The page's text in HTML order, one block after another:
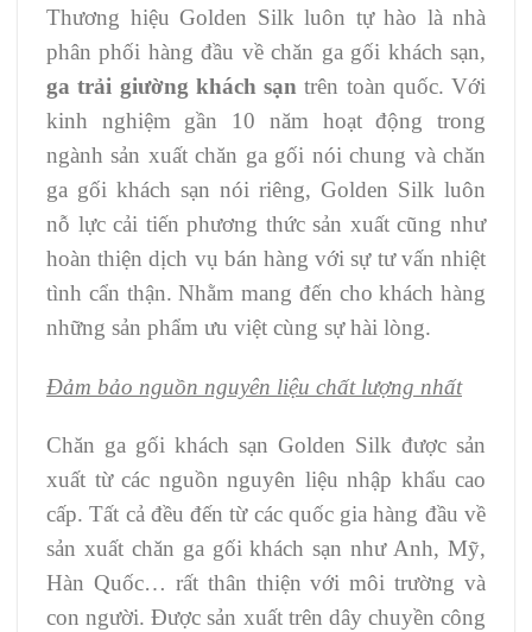
Thương hiệu Golden Silk luôn tự hào là nhà
phân phối hàng đầu về chăn ga gối khách sạn,
ga trải giường khách sạn trên toàn quốc. Với
kinh nghiệm gần 10 năm hoạt động trong
ngành sản xuất chăn ga gối nói chung và chăn
ga gối khách sạn nói riêng, Golden Silk luôn
nỗ lực cải tiến phương thức sản xuất cũng như
hoàn thiện dịch vụ bán hàng với sự tư vấn nhiệt
tình cẩn thận. Nhằm mang đến cho khách hàng
những sản phẩm ưu việt cùng sự hài lòng.
Đảm bảo nguồn nguyên liệu chất lượng nhất
Chăn ga gối khách sạn Golden Silk được sản
xuất từ các nguồn nguyên liệu nhập khẩu cao
cấp. Tất cả đều đến từ các quốc gia hàng đầu về
sản xuất chăn ga gối khách sạn như Anh, Mỹ,
Hàn Quốc… rất thân thiện với môi trường và
con người. Được sản xuất trên dây chuyền công